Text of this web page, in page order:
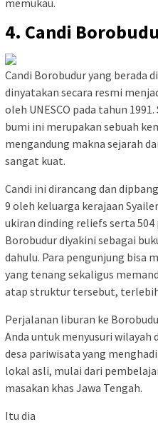
4. Candi
Candi Borobudur yang berada
dinyatakan secara resmi
oleh UNESCO pada tahun
bumi ini merupakan sebuah
mengandung makna sejarah
sangat kuat.
Candi ini dirancang dan
9 oleh keluarga kerajaan
ukiran dinding reliefs serta 504
Borobudur diyakini sebagai
dahulu. Para pengunjung bisa
yang tenang sekaligus
atap struktur tersebut,
Perjalanan liburan ke
Anda untuk menyusuri wilayah
desa pariwisata yang
lokal asli, mulai dari
masakan khas Jawa Tengah.
Itu dia